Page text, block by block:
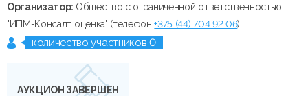
Организатор: Общество с ограниченной ответственностью
"ИПМ-Консалт оценка" (телефон+375 (44) 704 92 06)
количество участников 0
АУКЦИОН ЗАВЕРШЕН